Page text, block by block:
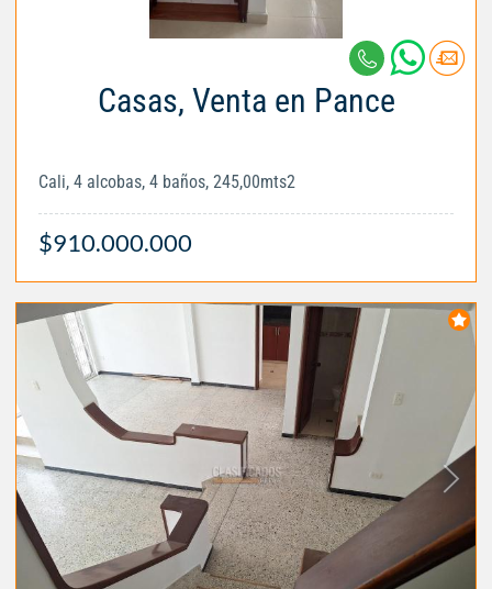
Casas, Venta en Pance
Cali, 4 alcobas, 4 baños, 245,00mts2
$910.000.000